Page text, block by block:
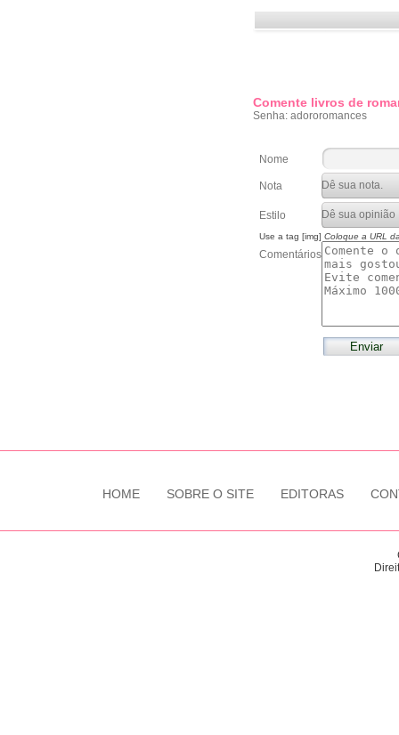
Comente livros de
Senha: adororomances
Nome
Nota
Estilo
Use a tag [img] Coloque a URL
Comentários
HOME SOBRE O SITE EDITORAS